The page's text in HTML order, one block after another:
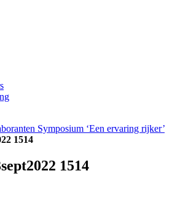
Symposium ‘Een ervaring rijker’
1514
1514